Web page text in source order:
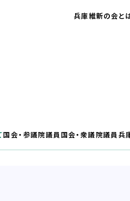
兵庫維新の会と
国会・参議院議員 国会・衆議院議員 兵